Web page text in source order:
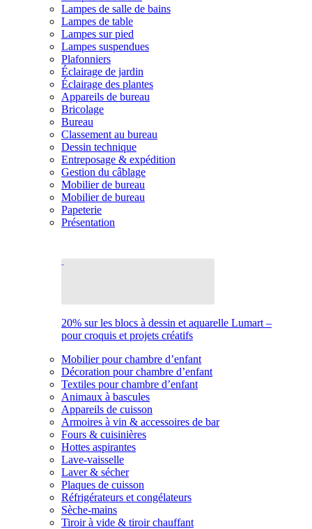
Lampes de salle de bains
Lampes de table
Lampes sur pied
Lampes suspendues
Plafonniers
Éclairage de jardin
Éclairage des plantes
Appareils de bureau
Bricolage
Bureau
Classement au bureau
Dessin technique
Entreposage & expédition
Gestion du câblage
Mobilier de bureau
Mobilier de bureau
Papeterie
Présentation
20% sur les blocs à dessin et aquarelle Lumart –
pour croquis et projets créatifs
Mobilier pour chambre d’enfant
Décoration pour chambre d’enfant
Textiles pour chambre d’enfant
Animaux à bascules
Appareils de cuisson
Armoires à vin & accessoires de bar
Fours & cuisinières
Hottes aspirantes
Lave-vaisselle
Laver & sécher
Plaques de cuisson
Réfrigérateurs et congélateurs
Sèche-mains
Tiroir à vide & tiroir chauffant